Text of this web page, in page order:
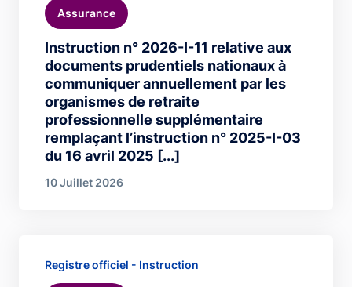
Instruction n° 2026-I-11 relative aux
documents prudentiels nationaux à
communiquer annuellement par les
organismes de retraite
professionnelle supplémentaire
remplaçant l’instruction n° 2025-I-03
du 16 avril 2025 [...]
Assurance
10 Juillet 2026
Registre officiel - Instruction